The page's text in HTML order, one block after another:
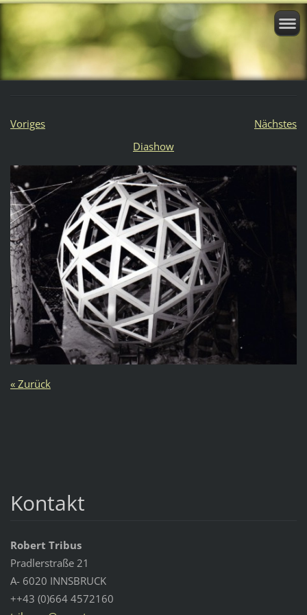
Voriges
Nächstes
Diashow
« Zurück
Kontakt
Robert Tribus
Pradlerstraße 21
A- 6020 INNSBRUCK
++43 (0)664 4572160